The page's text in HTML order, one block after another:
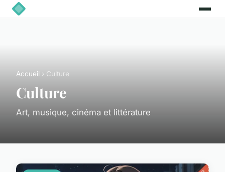
Accueil › Culture
Culture
Art, musique, cinéma et littérature